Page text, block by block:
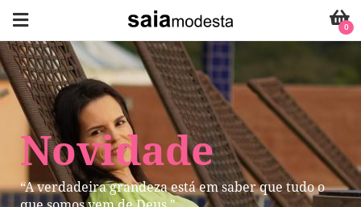
Novidade
“A verdadeira grandeza está em saber que tudo o
0